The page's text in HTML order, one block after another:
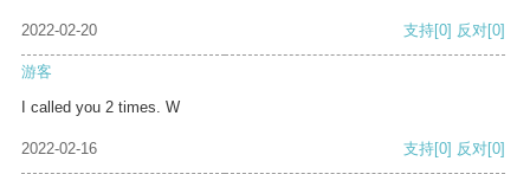
2022-02-20 支持[0] 反对[0]
游客
I called you 2 times. W
2022-02-16 支持[0] 反对[0]